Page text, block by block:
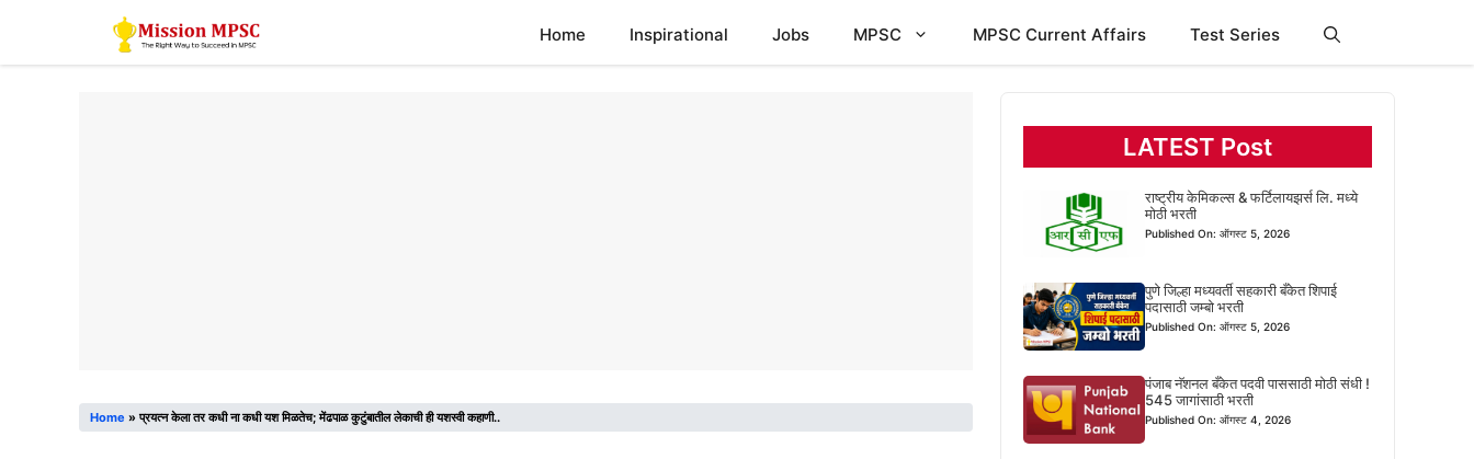
Home Inspirational Jobs MPSC MPSC Current Affairs Test Series
Home »प्रयत्न केला तर कधी ना कधी यश मिळतेच; मेंढपाळ कुटुंबातील लेकाची ही यशस्वी कहाणी..
LATEST Post
राष्ट्रीय केमिकल्स & फर्टिलायझर्स लि. मध्ये
मोठी भरती
Published On: ऑगस्ट 5, 2026
पुणे जिल्हा मध्यवर्ती सहकारी बँकेत शिपाई
पदासाठी जम्बो भरती
Published On: ऑगस्ट 5, 2026
पंजाब नॅशनल बँकेत पदवी पाससाठी मोठी संधी !
545 जागांसाठी भरती
Published On: ऑगस्ट 4, 2026